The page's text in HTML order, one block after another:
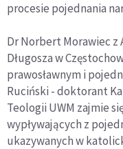
procesie pojednania
Dr Norbert Morawiec z
Długosza w
prawosławnym i
Ruciński - doktorant
Teologii UWM zajmie
wypływających z
ukazywanych w